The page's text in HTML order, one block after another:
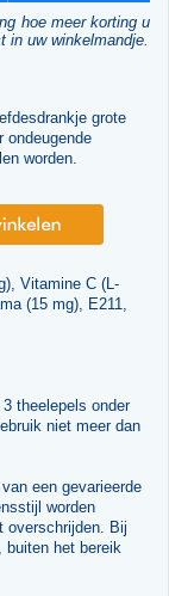
hoe meer korting u
uw winkelmandje.
grote
ondeugende
worden.
Vitamine C (L-
(15 mg), E211,
theelepels onder
niet meer dan
een gevarieerde
worden
overschrijden. Bij
buiten het bereik